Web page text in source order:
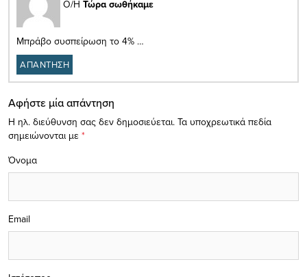
Ο/Η Τώρα σωθήκαμε
Μπράβο συσπείρωση το 4% …
ΑΠΑΝΤΗΣΗ
Αφήστε μία απάντηση
Η ηλ. διεύθυνση σας δεν δημοσιεύεται. Τα υποχρεωτικά πεδία
σημειώνονται με *
Όνομα
Email